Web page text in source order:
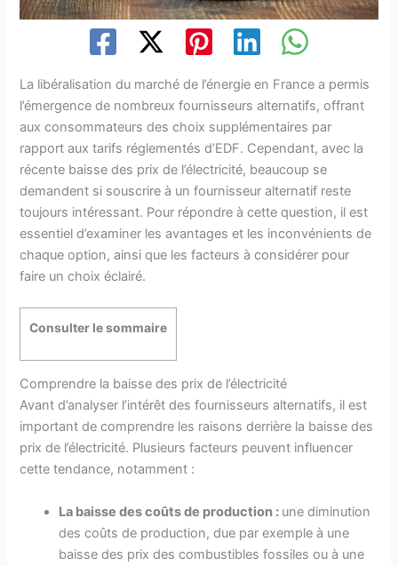
La libéralisation du marché de l’énergie en France a permis
l’émergence de nombreux fournisseurs alternatifs, offrant
aux consommateurs des choix supplémentaires par
rapport aux tarifs réglementés d’EDF. Cependant, avec la
récente baisse des prix de l’électricité, beaucoup se
demandent si souscrire à un fournisseur alternatif reste
toujours intéressant. Pour répondre à cette question, il est
essentiel d’examiner les avantages et les inconvénients de
chaque option, ainsi que les facteurs à considérer pour
faire un choix éclairé.
Consulter le sommaire
Comprendre la baisse des prix de l’électricité
Avant d’analyser l’intérêt des fournisseurs alternatifs, il est
important de comprendre les raisons derrière la baisse des
prix de l’électricité. Plusieurs facteurs peuvent influencer
cette tendance, notamment :
La baisse des coûts de production : une diminution
des coûts de production, due par exemple à une
baisse des prix des combustibles fossiles ou à une